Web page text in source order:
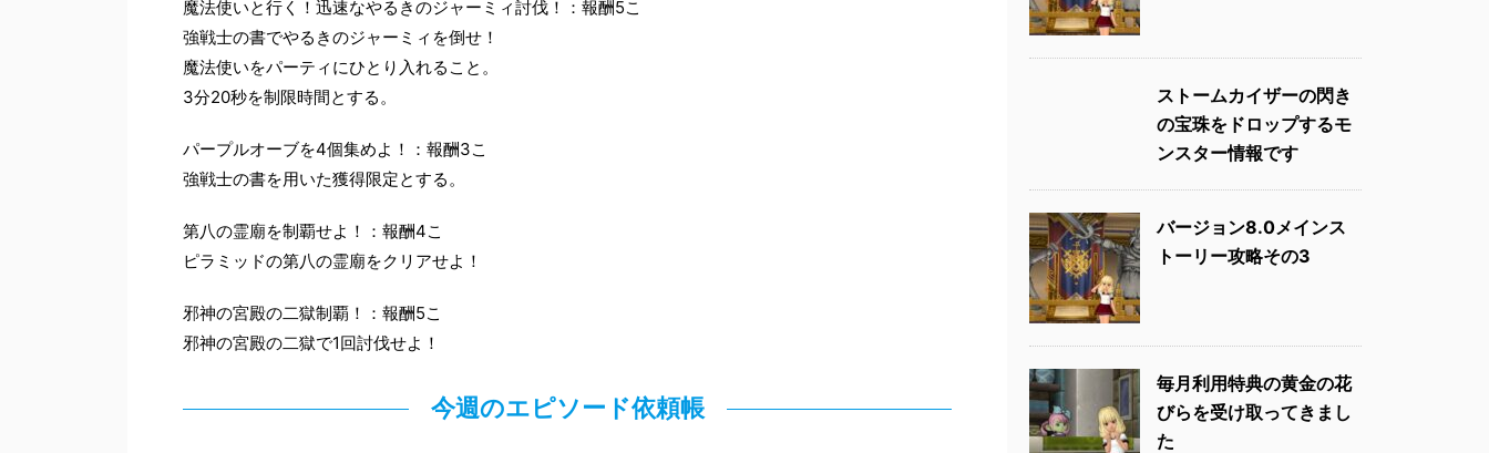
魔法使いと行く！迅速なやるきのジャーミィ討伐！：報酬5こ
強戦士の書でやるきのジャーミィを倒せ！
魔法使いをパーティにひとり入れること。
3分20秒を制限時間とする。
パープルオーブを4個集めよ！：報酬3こ
強戦士の書を用いた獲得限定とする。
第八の霊廟を制覇せよ！：報酬4こ
ピラミッドの第八の霊廟をクリアせよ！
邪神の宮殿の二獄制覇！：報酬5こ
邪神の宮殿の二獄で1回討伐せよ！
今週のエピソード依頼帳
ストームカイザーの閃き
の宝珠をドロップするモ
ンスター情報です
バージョン8.0メインス
トーリー攻略その3
毎月利用特典の黄金の花
びらを受け取ってきまし
た